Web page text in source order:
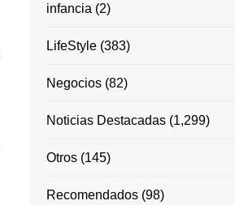
infancia (2)
LifeStyle (383)
Negocios (82)
Noticias Destacadas (1,299)
Otros (145)
Recomendados (98)